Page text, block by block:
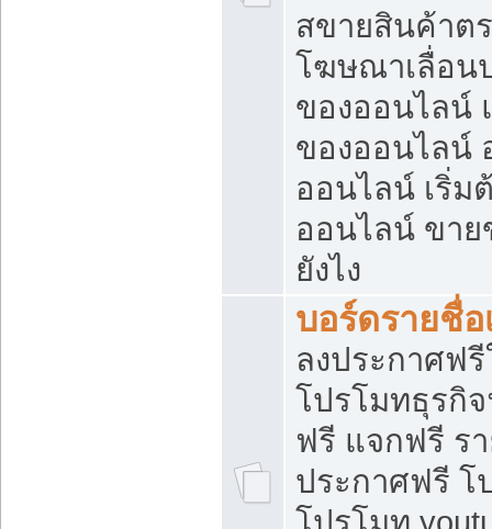
สขายสินค้าต
โฆษณาเลื่อน
ของออนไลน์
ของออนไลน์
ออนไลน์ เริ่ม
ออนไลน์ ขาย
ยังไง
บอร์ดรายชื่อ
ลงประกาศฟรี
โปรโมทธุรกิ
ฟรี แจกฟรี ร
ประกาศฟรี โ